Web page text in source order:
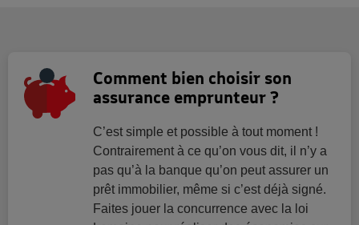
Comment bien choisir son
assurance emprunteur ?
C’est simple et possible à tout moment !
Contrairement à ce qu’on vous dit, il n’y a
pas qu’à la banque qu’on peut assurer un
prêt immobilier, même si c’est déjà signé.
Faites jouer la concurrence avec la loi